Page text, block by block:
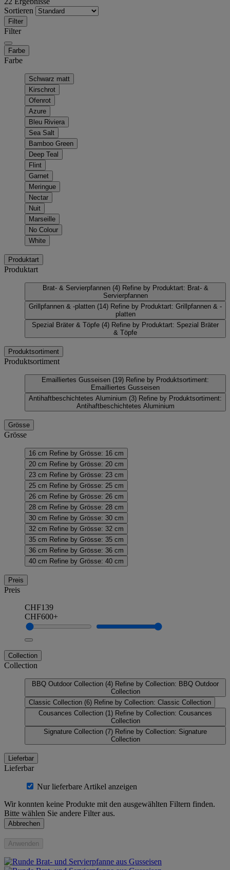
Sortieren
Filter
Filter
Farbe
Farbe
Schwarz matt
Kirschrot
Ofenrot
Azure
Bleu Riviera
Sea Salt
Bamboo Green
Deep Teal
Flint
Garnet
Meringue
Nectar
Nuit
Marseille
No Colour
White
Produktart
Produktart
Brat- & Servierpfannen (4) Refine by Produktart: Brat- &
Servierpfannen
Grillpfannen & -platten (14) Refine by Produktart: Grillpfannen & -
platten
Spezial Bräter & Töpfe (4) Refine by Produktart: Spezial Bräter
& Töpfe
Produktsortiment
Produktsortiment
Emailliertes Gusseisen (19) Refine by Produktsortiment:
Emailliertes Gusseisen
Antihaftbeschichtetes Aluminium (3) Refine by Produktsortiment:
Antihaftbeschichtetes Aluminium
Grösse
Grösse
16 cm Refine by Grösse: 16 cm
20 cm Refine by Grösse: 20 cm
23 cm Refine by Grösse: 23 cm
25 cm Refine by Grösse: 25 cm
26 cm Refine by Grösse: 26 cm
28 cm Refine by Grösse: 28 cm
30 cm Refine by Grösse: 30 cm
32 cm Refine by Grösse: 32 cm
35 cm Refine by Grösse: 35 cm
36 cm Refine by Grösse: 36 cm
40 cm Refine by Grösse: 40 cm
Preis
Preis
CHF139
CHF600+
Collection
Collection
BBQ Outdoor Collection (4) Refine by Collection: BBQ Outdoor
Collection
Classic Collection (6) Refine by Collection: Classic Collection
Cousances Collection (1) Refine by Collection: Cousances
Collection
Signature Collection (7) Refine by Collection: Signature
Collection
Lieferbar
Lieferbar
Nur lieferbare Artikel anzeigen
Wir konnten keine Produkte mit den ausgewählten Filtern finden.
Bitte wählen Sie andere Filter aus.
Abbrechen
Anwenden